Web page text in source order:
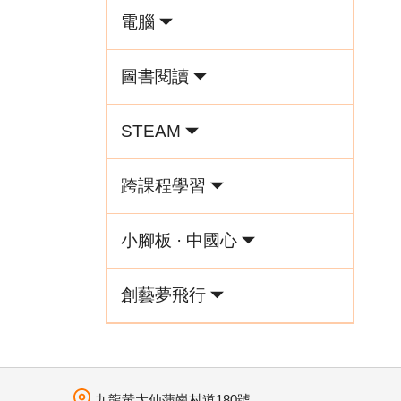
電腦
圖書閱讀
STEAM
跨課程學習
小腳板 · 中國心
創藝夢飛行